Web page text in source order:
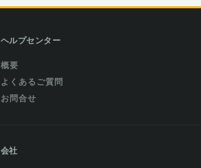
ヘルプセンター
概要
よくあるご質問
お問合せ
会社